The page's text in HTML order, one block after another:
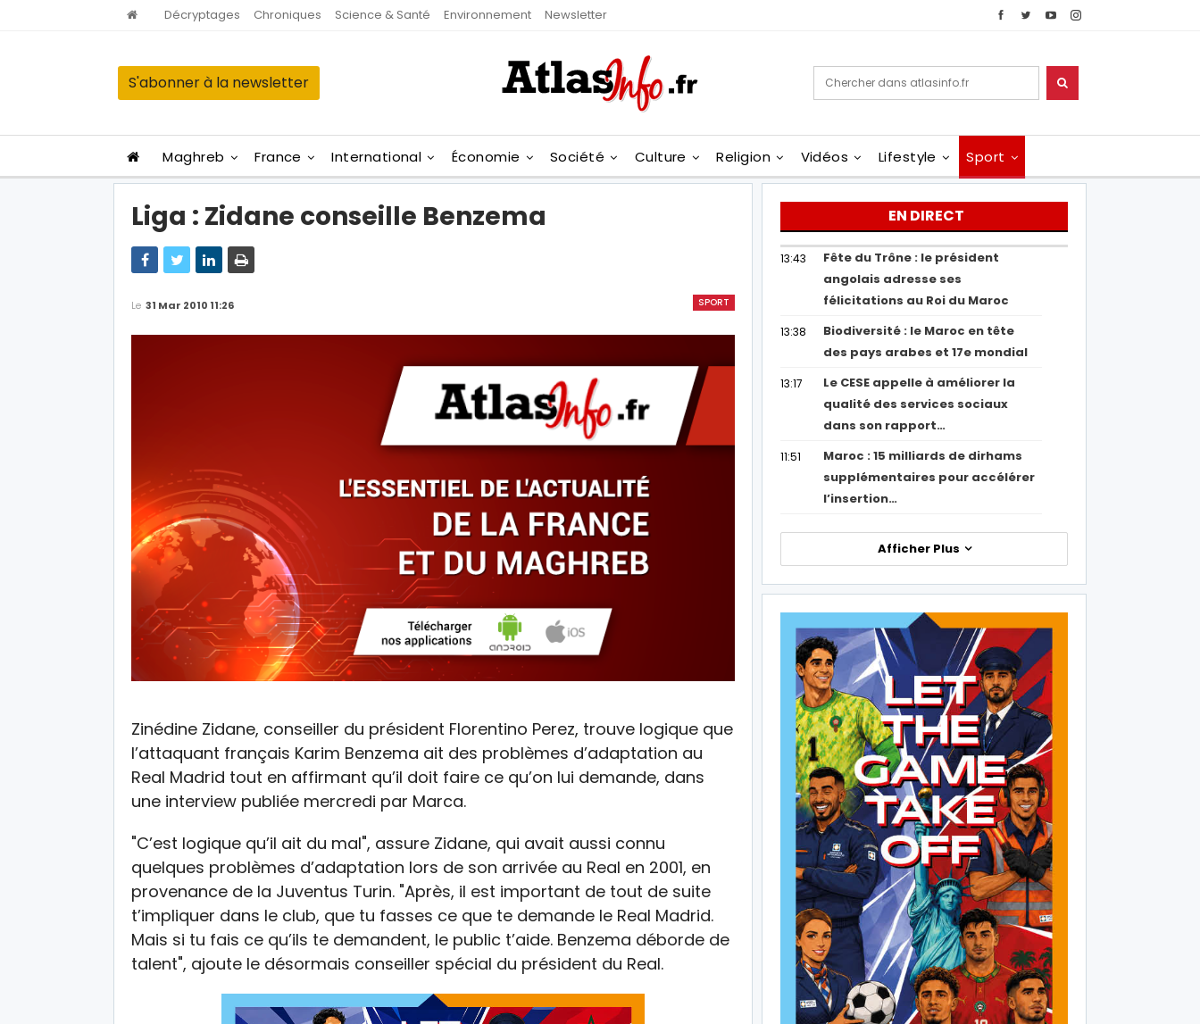
Décryptages Chroniques Science & Santé Environnement Newsletter
S'abonner à la newsletter
Maghreb France International Économie Société Culture Religion Vidéos Lifestyle Sport
Liga : Zidane conseille Benzema
SPORT
Le 31 Mar 2010 11:26
Zinédine Zidane, conseiller du président Florentino Perez, trouve logique que
l’attaquant français Karim Benzema ait des problèmes d’adaptation au
Real Madrid tout en affirmant qu’il doit faire ce qu’on lui demande, dans
une interview publiée mercredi par Marca.
"C’est logique qu’il ait du mal", assure Zidane, qui avait aussi connu
quelques problèmes d’adaptation lors de son arrivée au Real en 2001, en
provenance de la Juventus Turin. "Après, il est important de tout de suite
t’impliquer dans le club, que tu fasses ce que te demande le Real Madrid.
Mais si tu fais ce qu’ils te demandent, le public t’aide. Benzema déborde de
talent", ajoute le désormais conseiller spécial du président du Real.
EN DIRECT
13:43
Fête du Trône : le président
angolais adresse ses
félicitations au Roi du Maroc
13:38
Biodiversité : le Maroc en tête
des pays arabes et 17e mondial
13:17
Le CESE appelle à améliorer la
qualité des services sociaux
dans son rapport…
11:51
Maroc : 15 milliards de dirhams
supplémentaires pour accélérer
l’insertion…
Afficher Plus